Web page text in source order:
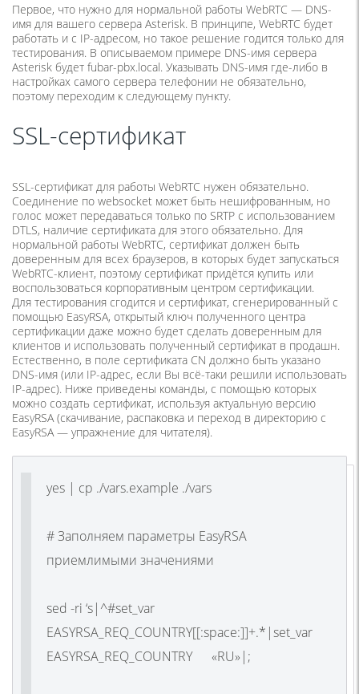
Первое, что нужно для нормальной работы WebRTC — DNS-
имя для вашего сервера Asterisk. В принципе, WebRTC будет
работать и с IP-адресом, но такое решение годится только для
тестирования. В описываемом примере DNS-имя сервера
Asterisk будет fubar-pbx.local. Указывать DNS-имя где-либо в
настройках самого сервера телефонии не обязательно,
поэтому переходим к следующему пункту.
SSL-сертификат
SSL-сертификат для работы WebRTC нужен обязательно.
Соединение по websocket может быть нешифрованным, но
голос может передаваться только по SRTP с использованием
DTLS, наличие сертификата для этого обязательно. Для
нормальной работы WebRTC, сертификат должен быть
доверенным для всех браузеров, в которых будет запускаться
WebRTC-клиент, поэтому сертификат придётся купить или
воспользоваться корпоративным центром сертификации.
Для тестирования сгодится и сертификат, сгенерированный с
помощью EasyRSA, открытый ключ полученного центра
сертификации даже можно будет сделать доверенным для
клиентов и использовать полученный сертификат в продашн.
Естественно, в поле сертификата CN должно быть указано
DNS-имя (или IP-адрес, если Вы всё-таки решили использовать
IP-адрес). Ниже приведены команды, с помощью которых
можно создать сертификат, используя актуальную версию
EasyRSA (скачивание, распаковка и переход в директорию с
EasyRSA — упражнение для читателя).
yes | cp ./vars.example ./vars
# Заполняем параметры EasyRSA
приемлимыми значениями
sed -ri ‘s|^#set_var
EASYRSA_REQ_COUNTRY[[:space:]]+.*|set_var
EASYRSA_REQ_COUNTRY «RU»|;